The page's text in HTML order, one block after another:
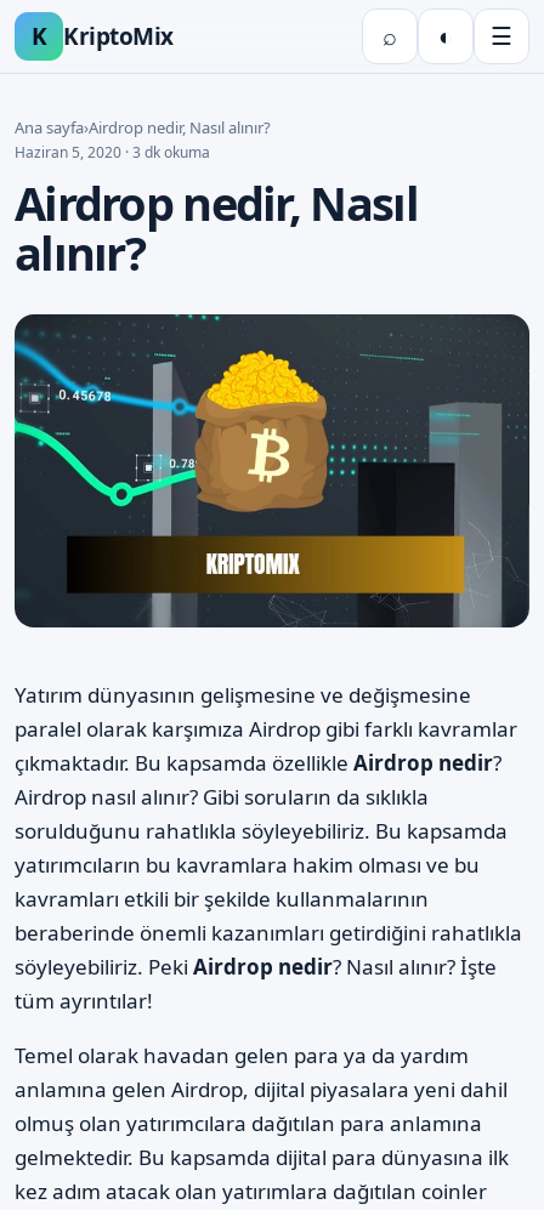
K KriptoMix ⌕ ◐ ☰
Ana sayfa›Airdrop nedir, Nasıl alınır?
Haziran 5, 2020 · 3 dk okuma
Airdrop nedir, Nasıl
alınır?
Yatırım dünyasının gelişmesine ve değişmesine
paralel olarak karşımıza Airdrop gibi farklı kavramlar
çıkmaktadır. Bu kapsamda özellikle Airdrop nedir?
Airdrop nasıl alınır? Gibi soruların da sıklıkla
sorulduğunu rahatlıkla söyleyebiliriz. Bu kapsamda
yatırımcıların bu kavramlara hakim olması ve bu
kavramları etkili bir şekilde kullanmalarının
beraberinde önemli kazanımları getirdiğini rahatlıkla
söyleyebiliriz. Peki Airdrop nedir? Nasıl alınır? İşte
tüm ayrıntılar!
Temel olarak havadan gelen para ya da yardım
anlamına gelen Airdrop, dijital piyasalara yeni dahil
olmuş olan yatırımcılara dağıtılan para anlamına
gelmektedir. Bu kapsamda dijital para dünyasına ilk
kez adım atacak olan yatırımlara dağıtılan coinler